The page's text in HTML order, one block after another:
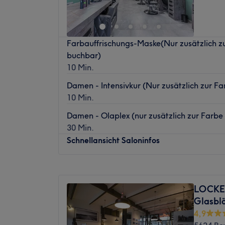
Sonntag
Geschlossen
Was uns an dem Salon gefällt:
Atmosphäre: Stilvoll, modern, hell.
Produkte und Produktmarken:
Extras: kinderfreundlich, kostenloses WLAN.
Farbauffrischungs-Maske(Nur zusätzlich
buchbar)
10 Min.
Damen - Intensivkur (Nur zusätzlich zur
10 Min.
Damen - Olaplex (nur zusätzlich zur
30 Min.
Schnellansicht Saloninfos
Mittwoch
09:00–19:00
Donnerstag
09:00–19:00
Freitag
09:00–19:00
4,9